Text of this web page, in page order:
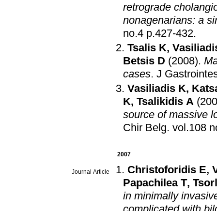
retrograde
nonagenarians: a
no.4 p.427-432.
Tsalis K,
Betsis D (2008).
cases. J
Vasiliadis K,
K, Tsalikidis A
source of massive
Chir Belg.
2007
Journal Article Christoforidis E,
Papachilea T,
in minimally